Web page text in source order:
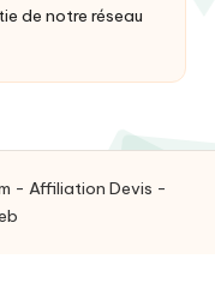
de notre réseau
- Affiliation Devis -